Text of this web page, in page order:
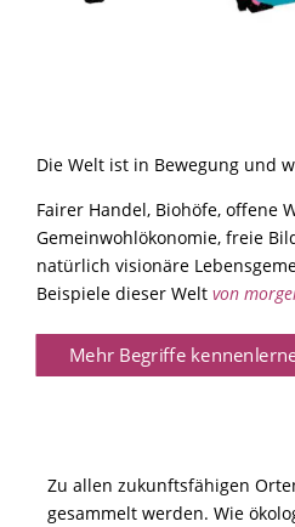
Die Welt ist in Bewegung und
Fairer Handel, Biohöfe, offene
Gemeinwohlökonomie, freie
natürlich visionäre
Beispiele dieser Welt von
Mehr Begriffe
Zu allen zukunftsfähigen
gesammelt werden. Wie